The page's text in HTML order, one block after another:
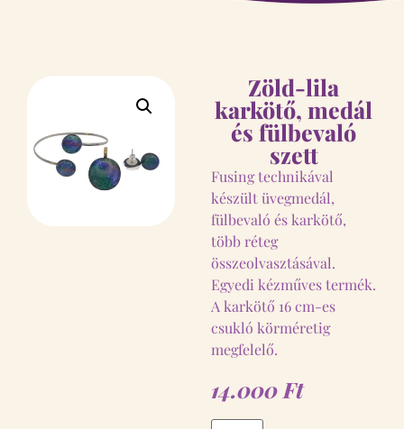
Zöld-lila
karkötő, medál
és fülbevaló
szett
Fusing technikával
készült üvegmedál,
fülbevaló és karkötő,
több réteg
összeolvasztásával.
Egyedi kézműves termék.
A karkötő 16 cm-es
csukló körméretig
megfelelő.
14.000 Ft